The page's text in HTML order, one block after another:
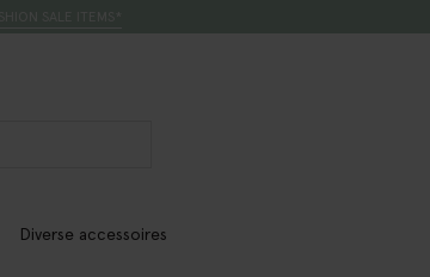
Diverse accessoires